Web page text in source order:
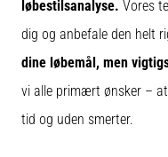
8 min. Læsning
Løberknæ:
Årsager,
og
forebyggelse
løbestilsanalyse. Vores
dig og anbefale den helt
dine løbemål, men
vi alle primært ønsker –
tid og uden smerter.